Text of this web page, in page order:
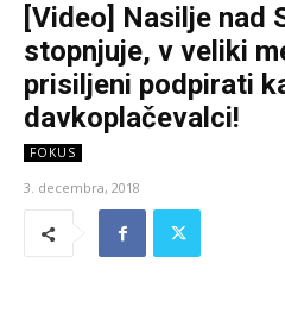
[Video] Nasilje nad
stopnjuje, v veliki
prisiljeni podpirati
davkoplačevalci!
FOKUS
3. decembra, 2018